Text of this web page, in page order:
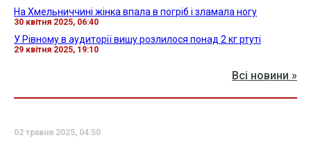
На Хмельниччині жінка впала в погріб і зламала ногу
30 квітня 2025, 06:40
У Рівному в аудиторії вишу розлилося понад 2 кг ртуті
29 квітня 2025, 19:10
Всі новини »
02 травня 2025, 04:50